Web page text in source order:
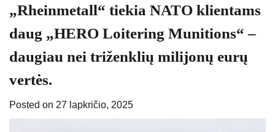
„Rheinmetall“ tiekia NATO klientams
daug „HERO Loitering Munitions“ –
daugiau nei triženklių milijonų eurų
vertės.
Posted on 27 lapkričio, 2025